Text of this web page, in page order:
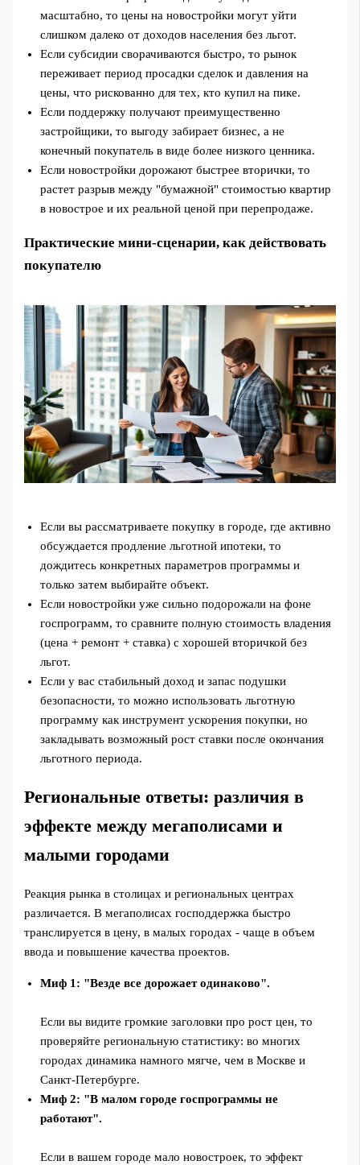
масштабно, то цены на новостройки могут уйти
слишком далеко от доходов населения без льгот.
Если субсидии сворачиваются быстро, то рынок
переживает период просадки сделок и давления на
цены, что рискованно для тех, кто купил на пике.
Если поддержку получают преимущественно
застройщики, то выгоду забирает бизнес, а не
конечный покупатель в виде более низкого ценника.
Если новостройки дорожают быстрее вторички, то
растет разрыв между "бумажной" стоимостью квартир
в новострое и их реальной ценой при перепродаже.
Практические мини-сценарии, как действовать
покупателю
Если вы рассматриваете покупку в городе, где активно
обсуждается продление льготной ипотеки, то
дождитесь конкретных параметров программы и
только затем выбирайте объект.
Если новостройки уже сильно подорожали на фоне
госпрограмм, то сравните полную стоимость владения
(цена + ремонт + ставка) с хорошей вторичкой без
льгот.
Если у вас стабильный доход и запас подушки
безопасности, то можно использовать льготную
программу как инструмент ускорения покупки, но
закладывать возможный рост ставки после окончания
льготного периода.
Региональные ответы: различия в
эффекте между мегаполисами и
малыми городами
Реакция рынка в столицах и региональных центрах
различается. В мегаполисах господдержка быстро
транслируется в цену, в малых городах - чаще в объем
ввода и повышение качества проектов.
Миф 1: "Везде все дорожает одинаково".
Если вы видите громкие заголовки про рост цен, то
проверяйте региональную статистику: во многих
городах динамика намного мягче, чем в Москве и
Санкт-Петербурге.
Миф 2: "В малом городе госпрограммы не
работают".
Если в вашем городе мало новостроек, то эффект